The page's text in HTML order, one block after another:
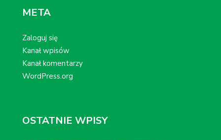
META
Zaloguj się
Kanał wpisów
Kanał komentarzy
WordPress.org
OSTATNIE WPISY